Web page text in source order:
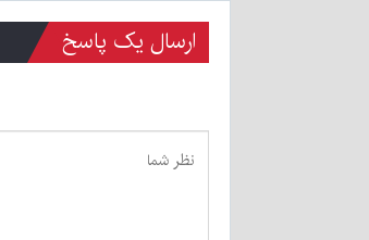
ارسال یک پاسخ